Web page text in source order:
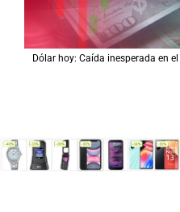
Dólar hoy: Caída inesperada en